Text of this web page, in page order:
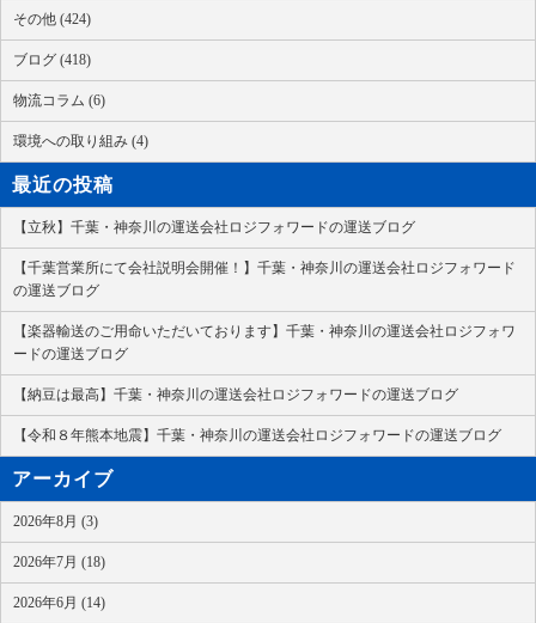
その他 (424)
ブログ (418)
物流コラム (6)
環境への取り組み (4)
最近の投稿
【立秋】千葉・神奈川の運送会社ロジフォワードの運送ブログ
【千葉営業所にて会社説明会開催！】千葉・神奈川の運送会社ロジフォワード
の運送ブログ
【楽器輸送のご用命いただいております】千葉・神奈川の運送会社ロジフォワ
ードの運送ブログ
【納豆は最高】千葉・神奈川の運送会社ロジフォワードの運送ブログ
【令和８年熊本地震】千葉・神奈川の運送会社ロジフォワードの運送ブログ
アーカイブ
2026年8月 (3)
2026年7月 (18)
2026年6月 (14)